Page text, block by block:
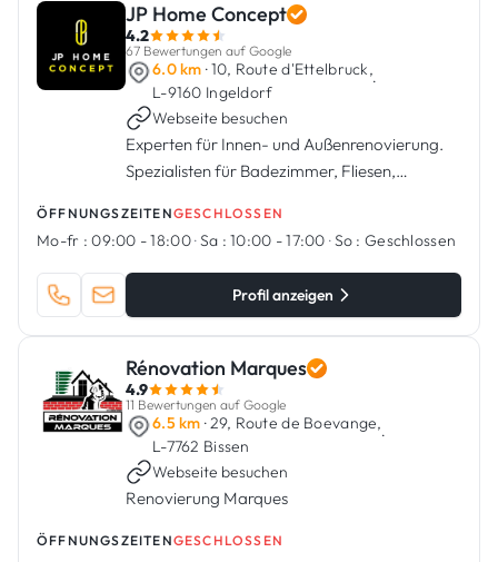
JP Home Concept
4.2
67 Bewertungen auf Google
6.0 km · 10, Route d'Ettelbruck,
L-9160 Ingeldorf
·
Webseite besuchen
Experten für Innen- und Außenrenovierung.
Spezialisten für Badezimmer, Fliesen,
ÖFFNUNGSZEITENGESCHLOSSEN
Mo-fr : 09:00 - 18:00·Sa : 10:00 - 17:00·So : Geschlossen
Profil anzeigen
Rénovation Marques
4.9
11 Bewertungen auf Google
6.5 km · 29, Route de Boevange,
L-7762 Bissen
·
Webseite besuchen
Renovierung Marques
ÖFFNUNGSZEITENGESCHLOSSEN